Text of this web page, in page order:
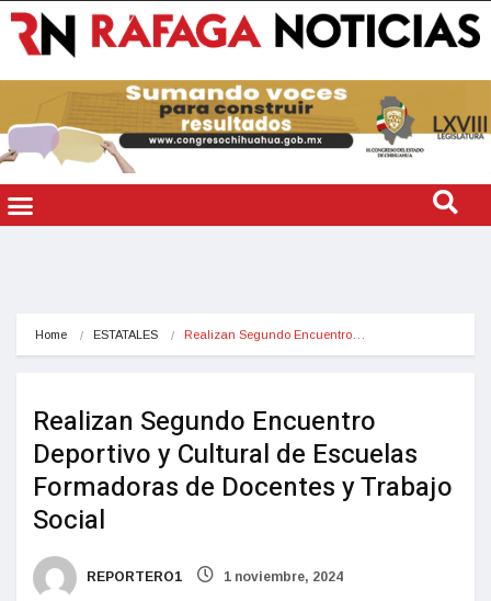
Home ESTATALES Realizan Segundo Encuentro…
Realizan Segundo Encuentro
Deportivo y Cultural de Escuelas
Formadoras de Docentes y Trabajo
Social
REPORTERO1 1 noviembre, 2024